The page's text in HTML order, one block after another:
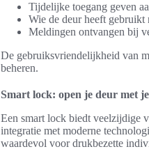
Tijdelijke toegang geven
Wie de deur heeft gebruikt
Meldingen ontvangen bij
De gebruiksvriendelijkheid van
beheren.
Smart lock: open je deur met
Een smart lock biedt veelzijdige
integratie met moderne
waardevol voor drukbezette